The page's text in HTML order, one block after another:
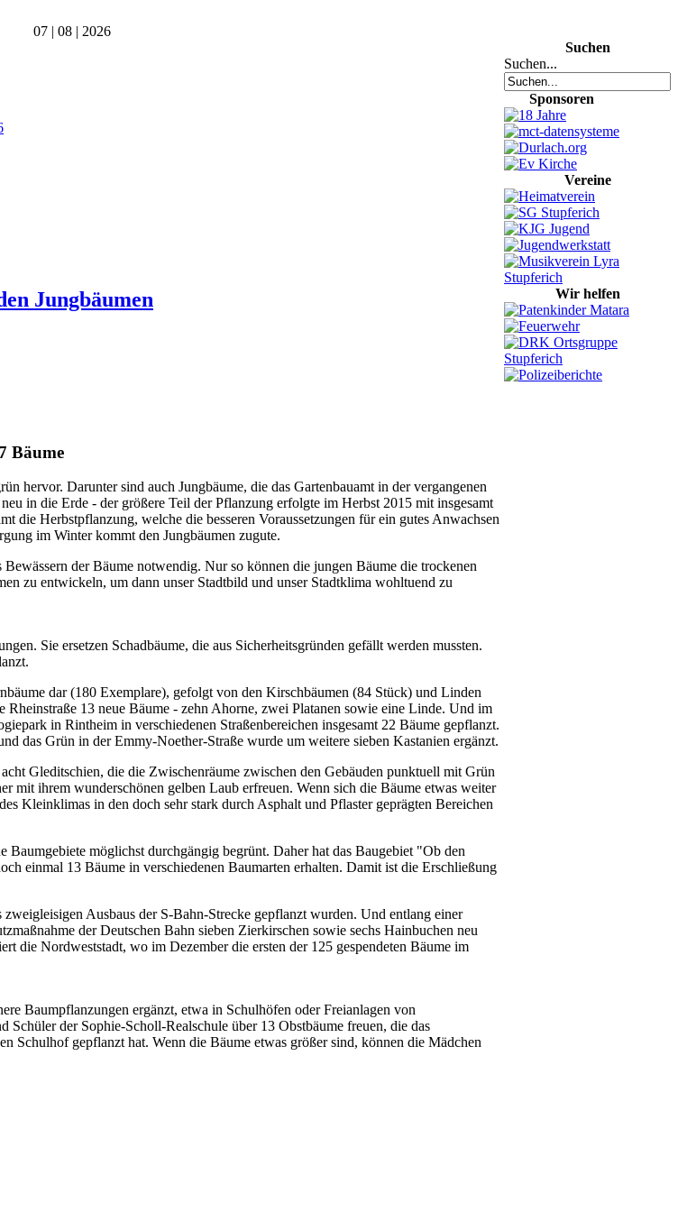
07 | 08 | 2026
Jungbäumen
Bäume
hervor. Darunter sind auch Jungbäume, die das Gartenbauamt in der vergangenen
in die Erde - der größere Teil der Pflanzung erfolgte im Herbst 2015 mit insgesamt
die Herbstpflanzung, welche die besseren Voraussetzungen für ein gutes Anwachsen
im Winter kommt den Jungbäumen zugute.
der Bäume notwendig. Nur so können die jungen Bäume die trockenen
zu entwickeln, um dann unser Stadtbild und unser Stadtklima wohltuend zu
Sie ersetzen Schadbäume, die aus Sicherheitsgründen gefällt werden mussten.
dar (180 Exemplare), gefolgt von den Kirschbäumen (84 Stück) und Linden
Rheinstraße 13 neue Bäume - zehn Ahorne, zwei Platanen sowie eine Linde. Und im
in Rintheim in verschiedenen Straßenbereichen insgesamt 22 Bäume gepflanzt.
das Grün in der Emmy-Noether-Straße wurde um weitere sieben Kastanien ergänzt.
Gleditschien, die die Zwischenräume zwischen den Gebäuden punktuell mit Grün
mit ihrem wunderschönen gelben Laub erfreuen. Wenn sich die Bäume etwas weiter
Kleinklimas in den doch sehr stark durch Asphalt und Pflaster geprägten Bereichen
Baumgebiete möglichst durchgängig begrünt. Daher hat das Baugebiet "Ob den
einmal 13 Bäume in verschiedenen Baumarten erhalten. Damit ist die Erschließung
Ausbaus der S-Bahn-Strecke gepflanzt wurden. Und entlang einer
der Deutschen Bahn sieben Zierkirschen sowie sechs Hainbuchen neu
die Nordweststadt, wo im Dezember die ersten der 125 gespendeten Bäume im
Baumpflanzungen ergänzt, etwa in Schulhöfen oder Freianlagen von
der Sophie-Scholl-Realschule über 13 Obstbäume freuen, die das
Schulhof gepflanzt hat. Wenn die Bäume etwas größer sind, können die Mädchen
Suchen
Suchen...
Sponsoren
Vereine
Wir helfen